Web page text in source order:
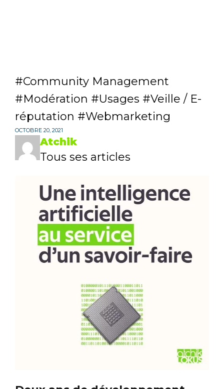
Community Management
Modération
Usages
Veille / E-
réputation
Webmarketing
OCTOBRE 20, 2021
Atchik
Tous ses articles